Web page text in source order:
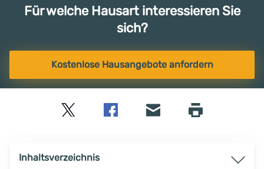
Für welche Hausart interessieren Sie
sich?
Kostenlose Hausangebote anfordern
Inhaltsverzeichnis